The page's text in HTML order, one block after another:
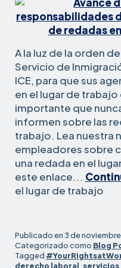
A la luz de la orden
Servicio de
ICE, para que sus
en el lugar de
importante que
informen sobre las
trabajo. Lea nuestra
empleadores sobre
una redada en el
este enlace...
el lugar de trabajo
Publicado en3 de
Categorizado como Blog
Tagged
derecho laboral, servicios